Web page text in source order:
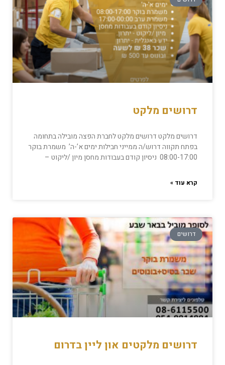
דרושים מלקט
דרושים מלקט דרושים מלקט לחברת הפצה מובילה בתחומה
בפתח תקווה דרוש/ה ממייני חבילות ימים א’-ה’ משמרת בוקר
08:00-17:00 ניסיון קודם בעבודות מחסן מיון /ליקוט –
קרא עוד »
דרושים
דרושים מלקטים און ליין בדרום